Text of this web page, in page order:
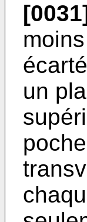
un